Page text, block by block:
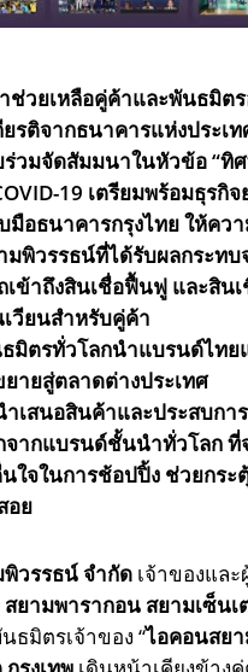
ช่วยเหลือคู่ค้าและพันธมิตร
ยรติจากธนาคารแห่งประเ
ร่วมจัดสัมมนาในหัวข้อ “ทิ
19 เตรียมพร้อมธุรกิ
มือธนาคารกรุงไทยให้คว
มพิวรรธน์ที่ได้รับผลกระทบ
เข้าถึงสินเชื่อฟื้นฟู และสินเ
วียนสำหรับคู่ค้า
มิตรทั่วโลกนำแบรนด์ไทย
ายสู่ตลาดต่างประเทศ
ำเสนอสินค้าและประสบก
จากแบรนด์ชั้นนำทั่วโลก ที่
ใจในการช้อปปิ้ง ช่วยกระ
อย
วรรธน์ จำกัด เจ้าของแล
สยามพารากอน สยามเซ็นเ
ธมิตรเจ้าของ “ไอคอนสย